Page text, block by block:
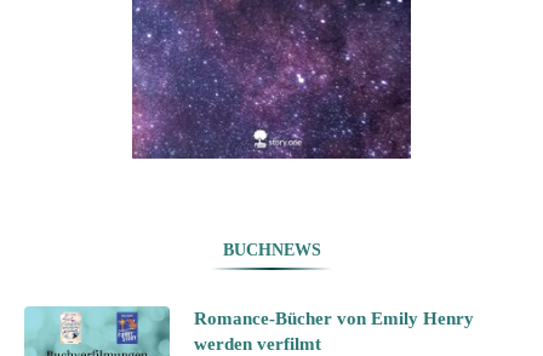
BUCHNEWS
Romance-Bücher von Emily Henry
werden verfilmt